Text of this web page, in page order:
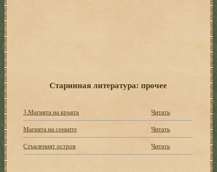
Старинная литература: прочее
3.Магията на кръвта
Читать
Магията на сенките
Читать
Стъкленият остров
Читать